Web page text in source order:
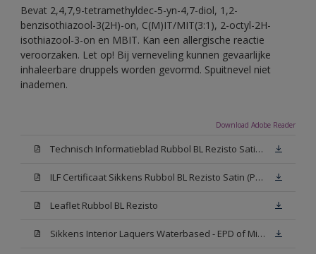
Bevat 2,4,7,9-tetramethyldec-5-yn-4,7-diol, 1,2-
benzisothiazool-3(2H)-on, C(M)IT/MIT(3:1), 2-octyl-2H-
isothiazool-3-on en MBIT. Kan een allergische reactie
veroorzaken. Let op! Bij verneveling kunnen gevaarlijke
inhaleerbare druppels worden gevormd. Spuitnevel niet
inademen.
Download Adobe Reader
Technisch Informatieblad Rubbol BL Rezisto Satin (PDF)
ILF Certificaat Sikkens Rubbol BL Rezisto Satin (PDF)
Leaflet Rubbol BL Rezisto
Sikkens Interior Laquers Waterbased - EPD of Milieuproductverklaring